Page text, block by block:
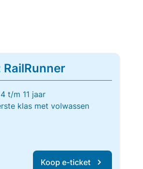
t/m 11 jaar
klas met volwassen
Koop e-ticket